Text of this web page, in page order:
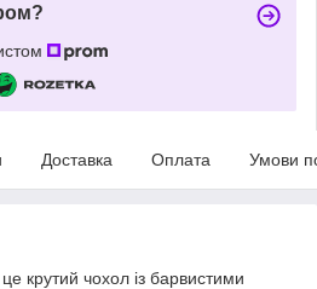
Доставка Оплата Умови
крутий чохол із барвистими